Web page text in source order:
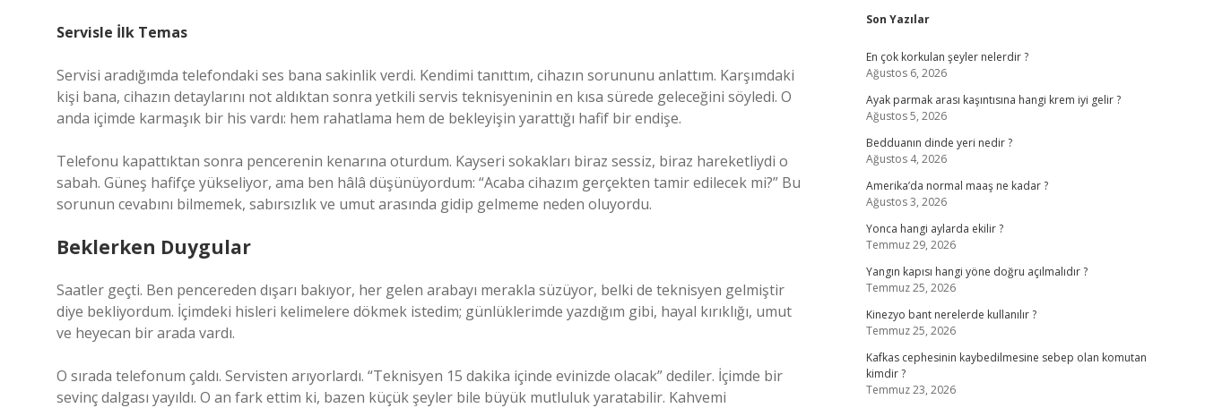
Servisle İlk Temas
Servisi aradığımda telefondaki ses bana sakinlik verdi. Kendimi tanıttım, cihazın sorununu anlattım. Karşımdaki
kişi bana, cihazın detaylarını not aldıktan sonra yetkili servis teknisyeninin en kısa sürede geleceğini söyledi. O
anda içimde karmaşık bir his vardı: hem rahatlama hem de bekleyişin yarattığı hafif bir endişe.
Telefonu kapattıktan sonra pencerenin kenarına oturdum. Kayseri sokakları biraz sessiz, biraz hareketliydi o
sabah. Güneş hafifçe yükseliyor, ama ben hâlâ düşünüyordum: “Acaba cihazım gerçekten tamir edilecek mi?” Bu
sorunun cevabını bilmemek, sabırsızlık ve umut arasında gidip gelmeme neden oluyordu.
Beklerken Duygular
Saatler geçti. Ben pencereden dışarı bakıyor, her gelen arabayı merakla süzüyor, belki de teknisyen gelmiştir
diye bekliyordum. İçimdeki hisleri kelimelere dökmek istedim; günlüklerimde yazdığım gibi, hayal kırıklığı, umut
ve heyecan bir arada vardı.
O sırada telefonum çaldı. Servisten arıyorlardı. “Teknisyen 15 dakika içinde evinizde olacak” dediler. İçimde bir
sevinç dalgası yayıldı. O an fark ettim ki, bazen küçük şeyler bile büyük mutluluk yaratabilir. Kahvemi
Son Yazılar
En çok korkulan şeyler nelerdir ?
Ağustos 6, 2026
Ayak parmak arası kaşıntısına hangi krem iyi gelir ?
Ağustos 5, 2026
Bedduanın dinde yeri nedir ?
Ağustos 4, 2026
Amerika’da normal maaş ne kadar ?
Ağustos 3, 2026
Yonca hangi aylarda ekilir ?
Temmuz 29, 2026
Yangın kapısı hangi yöne doğru açılmalıdır ?
Temmuz 25, 2026
Kinezyo bant nerelerde kullanılır ?
Temmuz 25, 2026
Kafkas cephesinin kaybedilmesine sebep olan komutan
kimdir ?
Temmuz 23, 2026